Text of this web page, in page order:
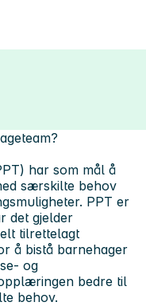
har som mål å
særskilte behov
PPT er
det gjelder
tilrettelagt
å bistå barnehager
og
bedre til
behov.